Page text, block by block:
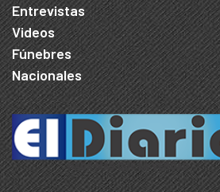
Entrevistas
Videos
Fúnebres
Nacionales